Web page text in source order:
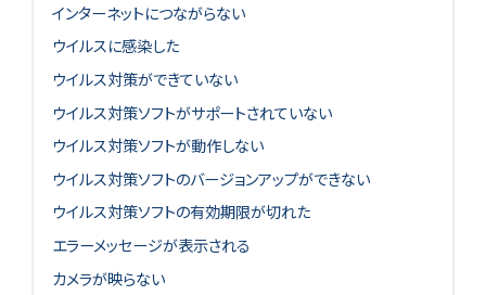
インターネットにつながらない
ウイルスに感染した
ウイルス対策ができていない
ウイルス対策ソフトがサポートされていない
ウイルス対策ソフトが動作しない
ウイルス対策ソフトのバージョンアップができない
ウイルス対策ソフトの有効期限が切れた
エラーメッセージが表示される
カメラが映らない